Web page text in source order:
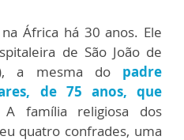
África há 30 anos. Ele
de São João de
a mesma do padre
de 75 anos, que
família religiosa dos
quatro confrades, uma